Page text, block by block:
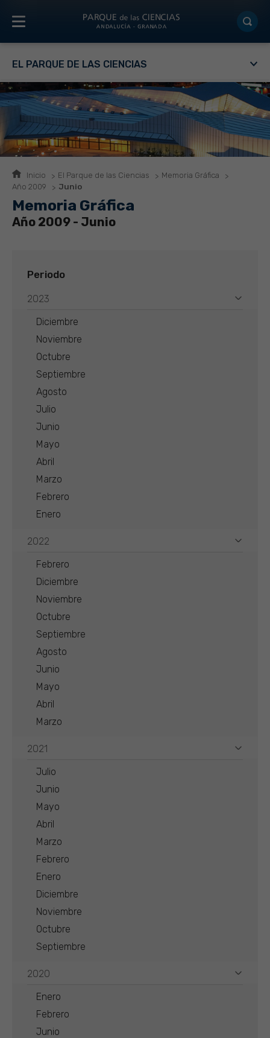
EL PARQUE DE LAS CIENCIAS
Inicio El Parque de las Ciencias
Memoria Gráfica
Año 2009
Junio
Memoria Gráfica
Año 2009 - Junio
Periodo
2023
Diciembre
Noviembre
Octubre
Septiembre
Agosto
Julio
Junio
Mayo
Abril
Marzo
Febrero
Enero
2022
Febrero
Diciembre
Noviembre
Octubre
Septiembre
Agosto
Junio
Mayo
Abril
Marzo
2021
Julio
Junio
Mayo
Abril
Marzo
Febrero
Enero
Diciembre
Noviembre
Octubre
Septiembre
2020
Enero
Febrero
Junio